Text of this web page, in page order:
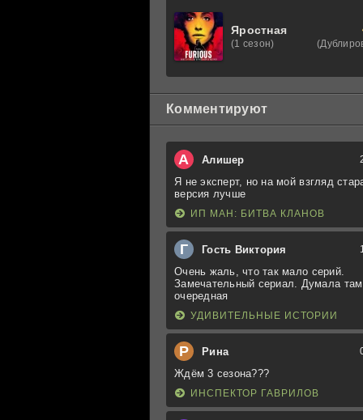
Яростная
(1 сезон)
Комментируют
А Алишер
Я не эксперт, но на мой взгляд
версия лучше
ИП МАН: БИТВА КЛАНОВ
Г Гость Виктория
Очень жаль, что так мало серий.
Замечательный сериал. Думала там
очередная
УДИВИТЕЛЬНЫЕ ИСТОРИИ
Р Рина
Ждём 3 сезона???
ИНСПЕКТОР ГАВРИЛОВ